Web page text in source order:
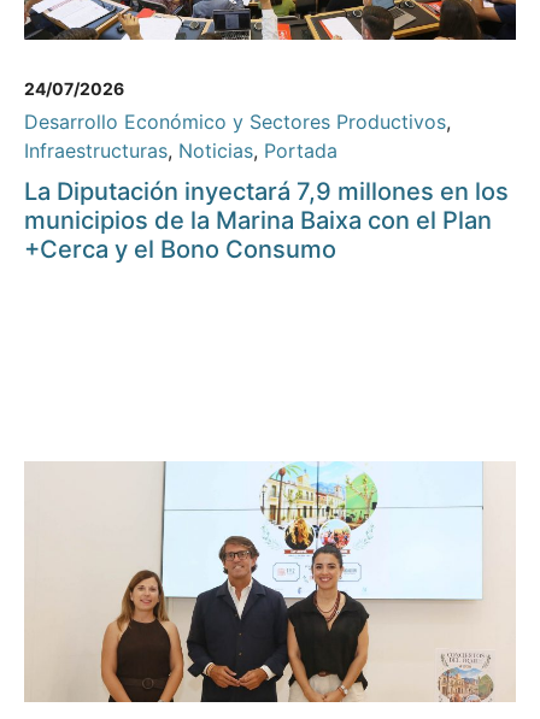
24/07/2026
Desarrollo Económico y Sectores Productivos,
Infraestructuras, Noticias, Portada
La Diputación inyectará 7,9 millones en los
municipios de la Marina Baixa con el Plan
+Cerca y el Bono Consumo